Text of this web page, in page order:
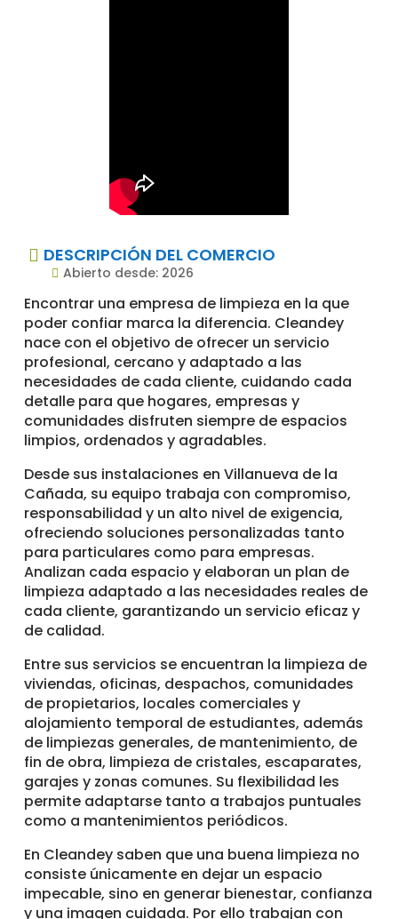
 DESCRIPCIÓN DEL COMERCIO
 Abierto desde: 2026
Encontrar una empresa de limpieza en la que
poder confiar marca la diferencia. Cleandey
nace con el objetivo de ofrecer un servicio
profesional, cercano y adaptado a las
necesidades de cada cliente, cuidando cada
detalle para que hogares, empresas y
comunidades disfruten siempre de espacios
limpios, ordenados y agradables.
Desde sus instalaciones en Villanueva de la
Cañada, su equipo trabaja con compromiso,
responsabilidad y un alto nivel de exigencia,
ofreciendo soluciones personalizadas tanto
para particulares como para empresas.
Analizan cada espacio y elaboran un plan de
limpieza adaptado a las necesidades reales de
cada cliente, garantizando un servicio eficaz y
de calidad.
Entre sus servicios se encuentran la limpieza de
viviendas, oficinas, despachos, comunidades
de propietarios, locales comerciales y
alojamiento temporal de estudiantes, además
de limpiezas generales, de mantenimiento, de
fin de obra, limpieza de cristales, escaparates,
garajes y zonas comunes. Su flexibilidad les
permite adaptarse tanto a trabajos puntuales
como a mantenimientos periódicos.
En Cleandey saben que una buena limpieza no
consiste únicamente en dejar un espacio
impecable, sino en generar bienestar, confianza
y una imagen cuidada. Por ello trabajan con